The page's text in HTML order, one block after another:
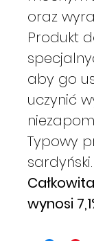
oraz
Produkt
aby go
uczynić
Typowy
sardyński.
wynosi